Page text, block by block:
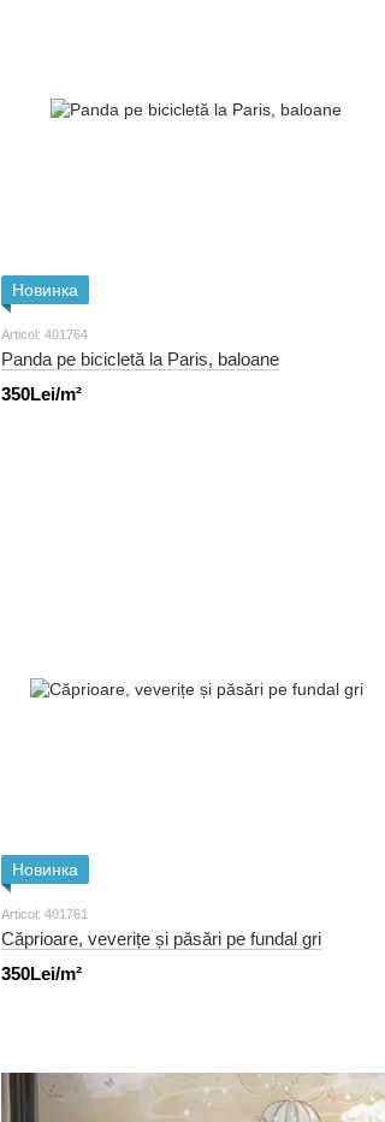
Новинка
Articol: 401764
Panda pe bicicletă la Paris, baloane
350Lei/m²
Новинка
Articol: 401761
Căprioare, veverițe și păsări pe fundal gri
350Lei/m²